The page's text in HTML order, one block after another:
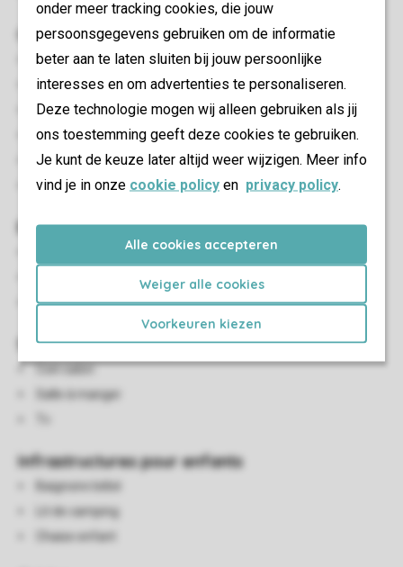
onder meer tracking cookies, die jouw
persoonsgegevens gebruiken om de informatie
beter aan te laten sluiten bij jouw persoonlijke
interesses en om advertenties te personaliseren.
Deze technologie mogen wij alleen gebruiken als jij
ons toestemming geeft deze cookies te gebruiken.
Je kunt de keuze later altijd weer wijzigen. Meer info
vind je in onze cookie policy en privacy policy.
Alle cookies accepteren
Weiger alle cookies
Voorkeuren kiezen
Chambre(s) à coucher
Nombre de chambres: 3
Chambres au RDC: 3
Chambre au RDC
Nombre de lits doubles: 1
De lits simples: 4
Couettes et oreillers une personne
Extérieur
Mobilier de jardin
Salon/salle à manger
Coin salon
Salle à manger
Infrastructures pour enfants
Baignoire bébé
Lit de camping
Chaise enfant